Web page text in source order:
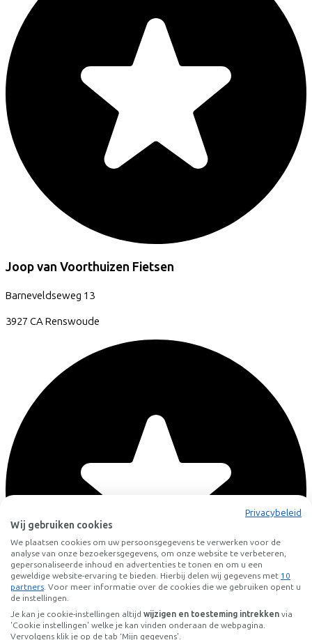
Joop van Voorthuizen Fietsen
Barneveldseweg 13
3927 CARenswoude
Privacybeleid
Wij gebruiken cookies
We plaatsen cookies om uw persoonsgegevens te verwerken voor de
analyse van onze bezoekersgegevens, om onze website te verbeteren,
gepersonaliseerde inhoud en advertenties te tonen en om u een
geweldige website-ervaring te bieden. Hierbij delen wij gegevens met 10
partners. Voor meer informatie over de cookies die we gebruiken opent u
de instellingen.
Je kan je cookie-instellingen altijd wijzigen en toesteming intrekken via
'Cookie instellingen' welke je kan vinden onderaan de webpagina.
Vervolgens klik je op de tab ‘Mijn gegevens'.